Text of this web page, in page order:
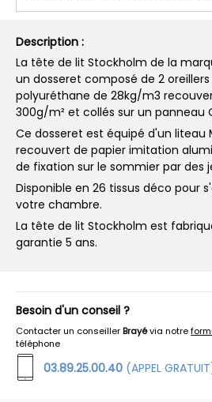
Description :
La tête de lit Stockholm de la
un dosseret composé de 2
polyuréthane de 28kg/m3
300g/m² et collés sur un panneau
Ce dosseret est équipé d'un liteau
recouvert de papier imitation
de fixation sur le sommier par des
Disponible en 26 tissus déco pour
votre chambre.
La tête de lit Stockholm est
garantie 5 ans.
Besoin d'un conseil ?
Contacter un conseillerBrayévia notre
téléphone
03.89.25.00.40 (APPEL